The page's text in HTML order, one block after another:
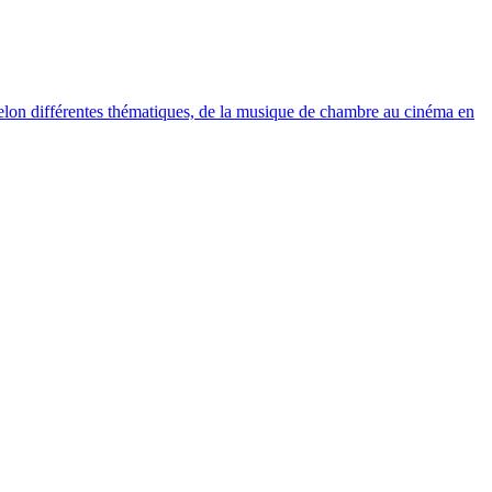
différentes thématiques, de la musique de chambre au cinéma en